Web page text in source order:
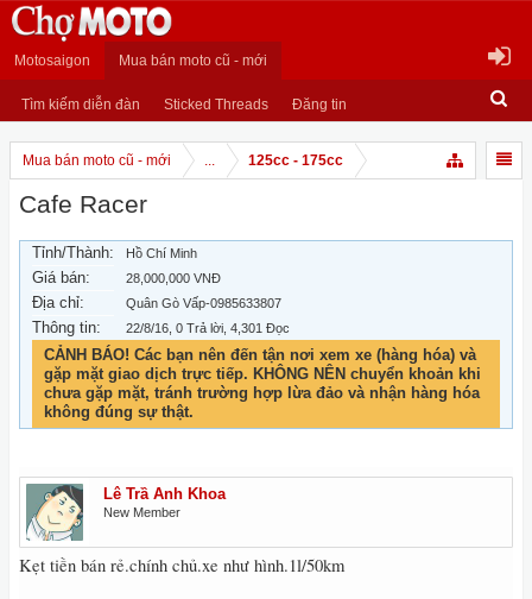
Motosaigon Mua bán moto cũ - mới
Tìm kiếm diễn đàn Sticked Threads Đăng tin
Mua bán moto cũ - mới ... 125cc - 175cc
Cafe Racer
Tỉnh/Thành: Hồ Chí Minh
Giá bán: 28,000,000 VNĐ
Địa chỉ: Quân Gò Vấp-0985633807
Thông tin: 22/8/16 , 0 Trả lời, 4,301 Đọc
CẢNH BÁO! Các bạn nên đến tận nơi xem xe (hàng hóa) và
gặp mặt giao dịch trực tiếp. KHÔNG NÊN chuyển khoản khi
chưa gặp mặt, tránh trường hợp lừa đảo và nhận hàng hóa
không đúng sự thật.
Lê Trầ Anh Khoa
New Member
Kẹt tiền bán rẻ.chính chủ.xe như hình.1l/50km